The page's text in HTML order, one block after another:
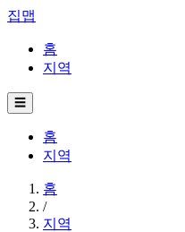
집맵
홈
지역
☰
홈
지역
홈
/
지역